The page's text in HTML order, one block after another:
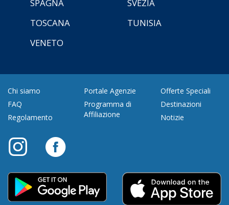
SPAGNA
SVEZIA
TOSCANA
TUNISIA
VENETO
Chi siamo
FAQ
Regolamento
Portale Agenzie
Programma di
Affiliazione
Offerte Speciali
Destinazioni
Notizie